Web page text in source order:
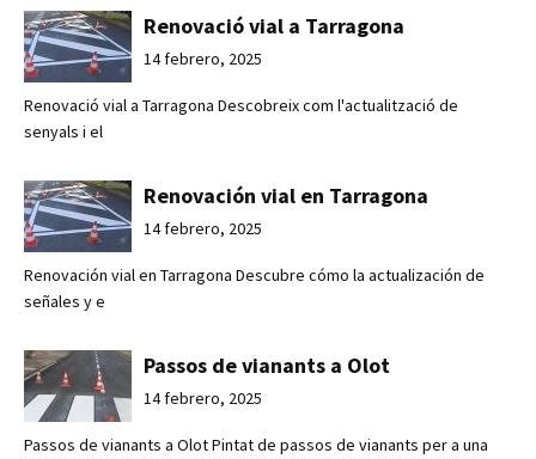
Renovació vial a Tarragona
14 febrero, 2025
Renovació vial a Tarragona Descobreix com l'actualització de
senyals i el
Renovación vial en Tarragona
14 febrero, 2025
Renovación vial en Tarragona Descubre cómo la actualización de
señales y e
Passos de vianants a Olot
14 febrero, 2025
Passos de vianants a Olot Pintat de passos de vianants per a una